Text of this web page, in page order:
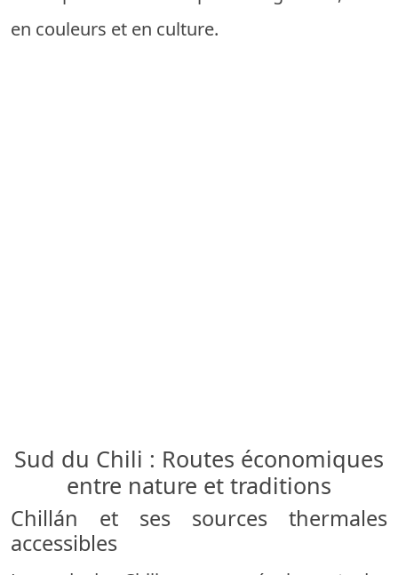
en couleurs et en culture.
Sud du Chili : Routes économiques
entre nature et traditions
Chillán et ses sources thermales
accessibles